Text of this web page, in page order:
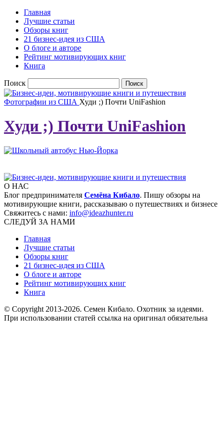
Главная
Лучшие статьи
Обзоры книг
21 бизнес-идея из США
О блоге и авторе
Рейтинг мотивирующих книг
Книга
Поиск
Фотографии из США Худи ;) Почти UniFashion
Худи ;) Почти UniFashion
О НАС
Блог предпринимателя Семёна Кибало. Пишу обзоры на
мотивирующие книги, рассказываю о путешествиях и бизнесе
Свяжитесь с нами: info@ideazhunter.ru
СЛЕДУЙ ЗА НАМИ
Главная
Лучшие статьи
Обзоры книг
21 бизнес-идея из США
О блоге и авторе
Рейтинг мотивирующих книг
Книга
© Copyright 2013-2026. Семен Кибало. Охотник за идеями.
При использовании статей ссылка на оригинал обязательна